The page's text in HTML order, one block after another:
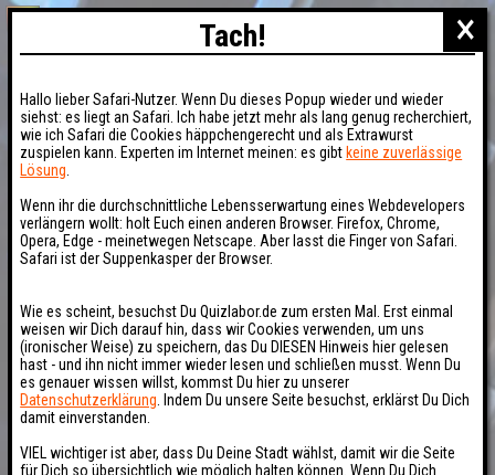
×
Tach!
Hallo lieber Safari-Nutzer. Wenn Du dieses Popup wieder und wieder
siehst: es liegt an Safari. Ich habe jetzt mehr als lang genug recherchiert,
wie ich Safari die Cookies häppchengerecht und als Extrawurst
zuspielen kann. Experten im Internet meinen: es gibt keine zuverlässige
Lösung
Wenn ihr die durchschnittliche Lebensserwartung eines Webdevelopers
verlängern wollt: holt Euch einen anderen Browser. Firefox, Chrome,
Opera, Edge - meinetwegen Netscape. Aber lasst die Finger von Safari.
Safari ist der Suppenkasper der Browser.
Wie es scheint, besuchst Du Quizlabor.de zum ersten Mal. Erst einmal
weisen wir Dich darauf hin, dass wir Cookies verwenden, um uns
(ironischer Weise) zu speichern, das Du DIESEN Hinweis hier gelesen
hast - und ihn nicht immer wieder lesen und schließen musst. Wenn Du
es genauer wissen willst, kommst Du hier zu unserer
Datenschutzerklärung . Indem Du unsere Seite besuchst, erklärst Du Dich
damit einverstanden.
VIEL wichtiger ist aber, dass Du Deine Stadt wählst, damit wir die Seite
für Dich so übersichtlich wie möglich halten können. Wenn Du Dich